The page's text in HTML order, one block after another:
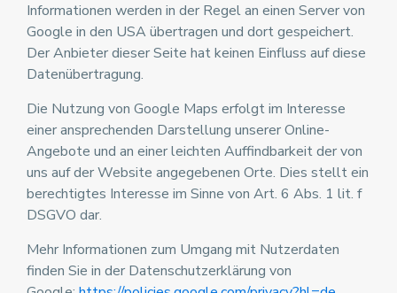
Informationen werden in der Regel an einen Server von
Google in den USA übertragen und dort gespeichert.
Der Anbieter dieser Seite hat keinen Einfluss auf diese
Datenübertragung.
Die Nutzung von Google Maps erfolgt im Interesse
einer ansprechenden Darstellung unserer Online-
Angebote und an einer leichten Auffindbarkeit der von
uns auf der Website angegebenen Orte. Dies stellt ein
berechtigtes Interesse im Sinne von Art. 6 Abs. 1 lit. f
DSGVO dar.
Mehr Informationen zum Umgang mit Nutzerdaten
finden Sie in der Datenschutzerklärung von